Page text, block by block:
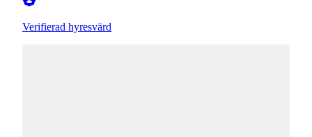
Verifierad hyresvärd